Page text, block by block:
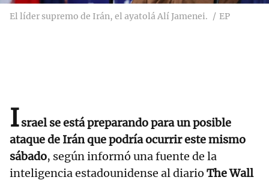
El líder supremo de Irán, el ayatolá Alí Jamenei. EP
Israel se está preparando para un posible
ataque de Irán que podría ocurrir este mismo
sábado, según informó una fuente de la
inteligencia estadounidense al diario The Wall